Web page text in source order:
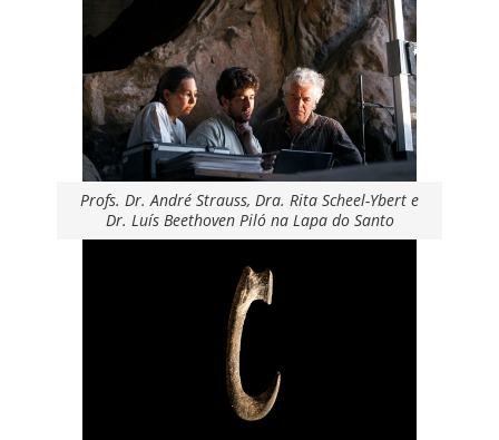
Profs. Dr. André Strauss, Dra. Rita Scheel-Ybert e
Dr. Luís Beethoven Piló na Lapa do Santo